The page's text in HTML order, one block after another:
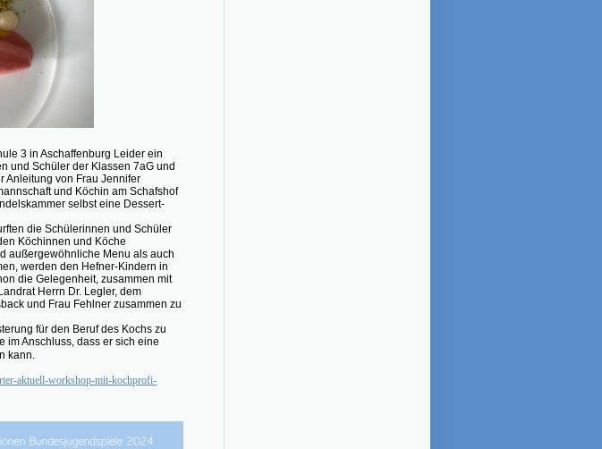
3 in Aschaffenburg Leider ein
und Schüler der Klassen 7aG und
Anleitung von Frau Jennifer
und Köchin am Schafshof
selbst eine Dessert-
die Schülerinnen und Schüler
Köchinnen und Köche
außergewöhnliche Menu als auch
werden den Hefner-Kindern in
die Gelegenheit, zusammen mit
Herrn Dr. Legler, dem
und Frau Fehlner zusammen zu
für den Beruf des Kochs zu
im Anschluss, dass er sich eine
kann.
aktuell-workshop-mit-kochprofi-